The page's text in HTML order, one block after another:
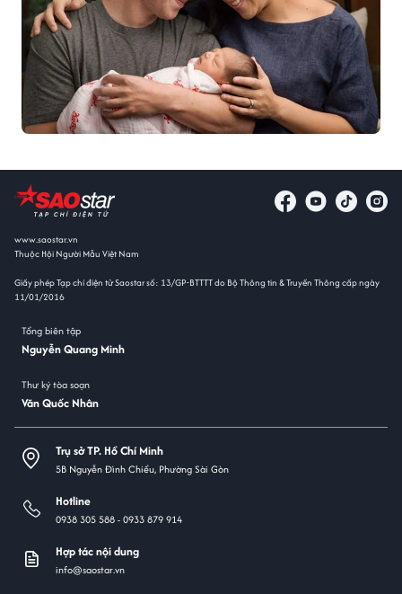
www.saostar.vn
Thuộc Hội Người Mẫu Việt Nam
Giấy phép Tạp chí điện tử Saostar số: 13/GP-BTTTT do Bộ Thông tin & Truyền Thông cấp ngày
11/01/2016
Tổng biên tập
Nguyễn Quang Minh
Thư ký tòa soạn
Văn Quốc Nhân
Trụ sở TP. Hồ Chí Minh
5B Nguyễn Đình Chiểu, Phường Sài Gòn
Hotline
0938 305 588 -0933 879 914
Hợp tác nội dung
info@saostar.vn